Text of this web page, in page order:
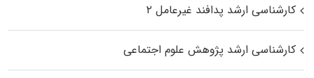
کارشناسی ارشد پدافند غیرعامل ۲
کارشناسی ارشد پژوهش علوم اجتماعی